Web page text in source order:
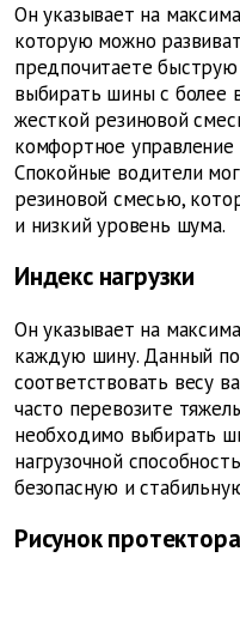
Он указывает на
которую можно
предпочитаете
выбирать шины с более
жесткой резиновой
комфортное
Спокойные водители
резиновой смесью,
и низкий уровень шума.
Индекс нагрузки
Он указывает на
каждую шину. Данный
соответствовать весу
часто перевозите
необходимо выбирать
нагрузочной
безопасную и
Рисунок